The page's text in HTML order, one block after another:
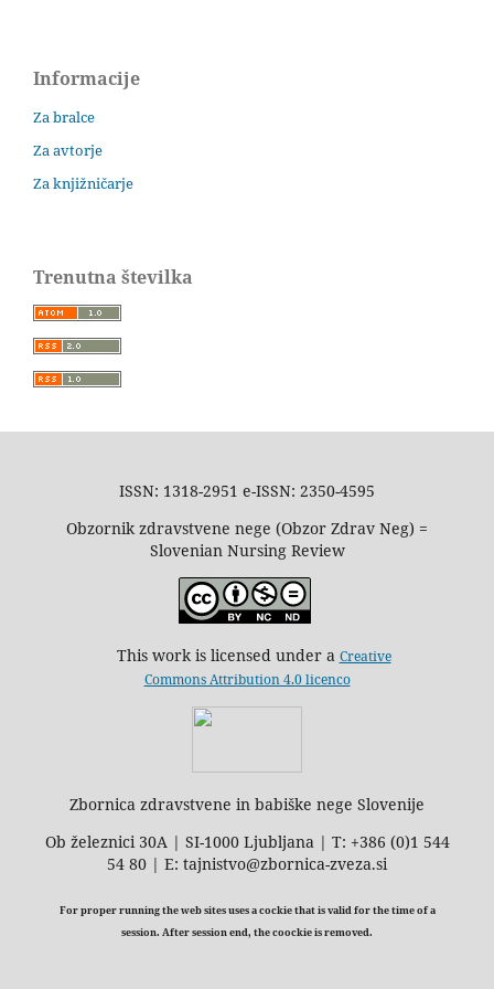
Informacije
Za bralce
Za avtorje
Za knjižničarje
Trenutna številka
ISSN: 1318-2951 e-ISSN: 2350-4595
Obzornik zdravstvene nege (Obzor Zdrav Neg) =
Slovenian Nursing Review
This work is licensed under a Creative
Commons Attribution 4.0 licenco
Zbornica zdravstvene in babiške nege Slovenije
Ob železnici 30A | SI-1000 Ljubljana | T: +386 (0)1 544
54 80 | E: tajnistvo@zbornica-zveza.si
For proper running the web sites uses a cockie that is valid for the time of a
session. After session end, the coockie is removed.